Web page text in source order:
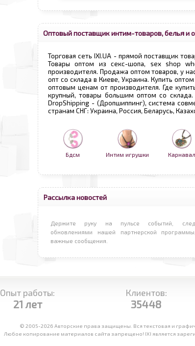
Оптовый поставщик интим-товаров, белья и
Торговая сеть IXI.UA - прямой поставщик
Товары оптом из секс-шопа, sex shop
производителя. Продажа оптом товаров, у
опт со склада в Киеве, Украина. Купить
оптовым ценам от производителя. Где
крупный, товары большим оптом со
DropShipping - (Дропшиппинг), система
странам СНГ: Украина, Россия, Беларусь,
Бдсм Интим игрушки Карнавал
Рассылка новостей
Держите руку на пульсе событий,
обновлениями нашей партнерской
важные сообщения.
Опыт работы:
21 лет
Клиентов:
35448
© 2005-2026 Авторские права защищены. Вся текстовая и
Любое копирование материалов сайта запрещено! IXI является